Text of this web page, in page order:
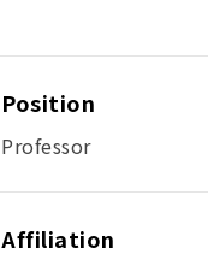
Position
Professor
Affiliation